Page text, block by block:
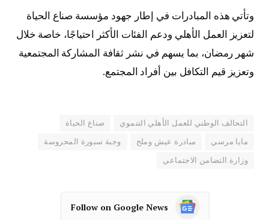
وتأتي هذه المبادرات في إطار جهود مؤسسة صناع الحياة
لتعزيز العمل الأهلي ودعم الفئات الأكثر احتياجًا، خاصة خلال
شهر رمضان، بما يسهم في نشر ثقافة المشاركة المجتمعية
وتعزيز قيم التكافل بين أفراد المجتمع.
التحالف الوطني للعمل الأهلي التنموي صناع الحياة
مايا مرسي مبادرة عيش وملح وجبة سبورة المحروسة
وزارة التضامن الاجتماعي
Follow on Google News